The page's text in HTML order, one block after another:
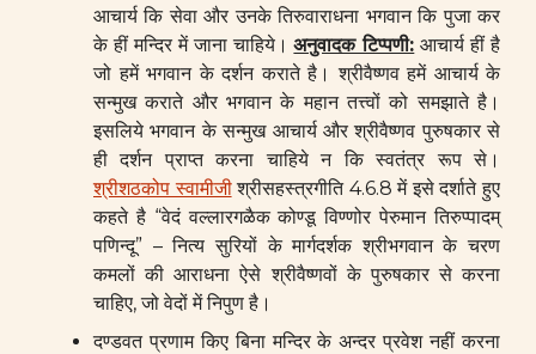
आचार्य कि सेवा और उनके तिरुवाराधना भगवान कि पुजा कर
के हीं मन्दिर में जाना चाहिये।अनुवादक टिप्पणी: आचार्य हीं है
जो हमें भगवान के दर्शन कराते है। श्रीवैष्णव हमें आचार्य के
सन्मुख कराते और भगवान के महान तत्त्वों को समझाते है।
इसलिये भगवान के सन्मुख आचार्य और श्रीवैष्णव पुरुषकार से
ही दर्शन प्राप्त करना चाहिये न कि स्वतंत्र रूप से।
श्रीशठकोप स्वामीजीश्रीसहस्त्रगीति 4.6.8 में इसे दर्शाते हुए
कहते है “वेदं वल्लारगळैक कोण्डू विण्णोर पेरुमान तिरुप्पादम्
पणिन्दू” – नित्य सुरियों के मार्गदर्शक श्रीभगवान के चरण
कमलों की आराधना ऐसे श्रीवैष्णवों के पुरुषकार से करना
चाहिए, जो वेदों में निपुण है।
दण्डवत प्रणाम किए बिना मन्दिर के अन्दर प्रवेश नहीं करना